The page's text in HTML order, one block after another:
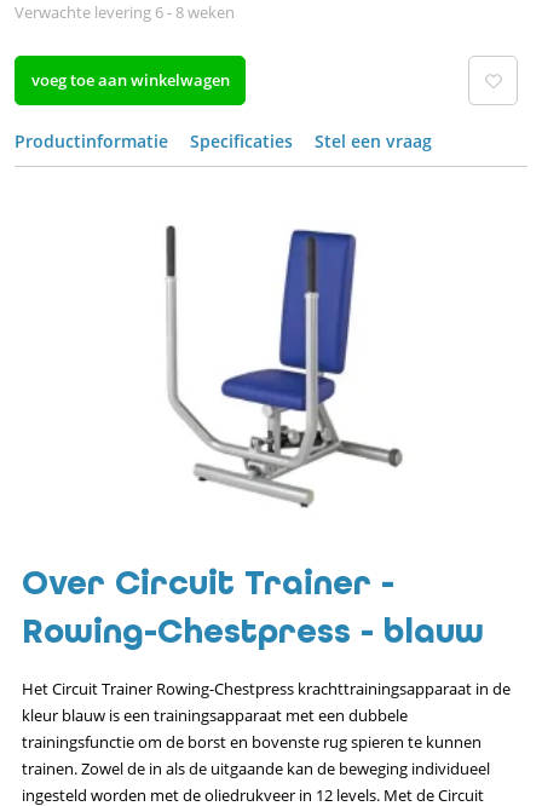
Verwachte levering 6 - 8 weken
voeg toe aan winkelwagen
Productinformatie Specificaties Stel een vraag
Over Circuit Trainer -
Rowing-Chestpress - blauw
Het Circuit Trainer Rowing-Chestpress krachttrainingsapparaat in de
kleur blauw is een trainingsapparaat met een dubbele
trainingsfunctie om de borst en bovenste rug spieren te kunnen
trainen. Zowel de in als de uitgaande kan de beweging individueel
ingesteld worden met de oliedrukveer in 12 levels. Met de Circuit